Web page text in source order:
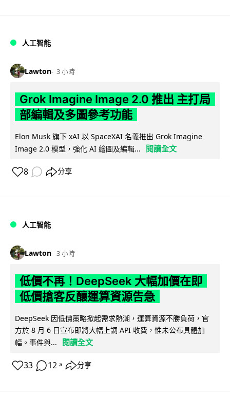
人工智能
Lawton 3 小時
Grok Imagine Image 2.0 推出 主打局
部編輯及多圖參考功能
Elon Musk 旗下 xAI 以 SpaceXAI 名義推出 Grok Imagine
Image 2.0 模型，強化 AI 繪圖及編輯...
閱讀全文
8 分享
人工智能
Lawton 3 小時
低價不再！DeepSeek 大幅加價在即
低價搶客反釀運算資源告急
DeepSeek 因低價策略掀起需求熱潮，運算資源不勝負荷，官
方於 8 月 6 日宣布即將大幅上調 API 收費，惟未公布具體加
幅。事件與...
閱讀全文
33 12 ↗ 分享